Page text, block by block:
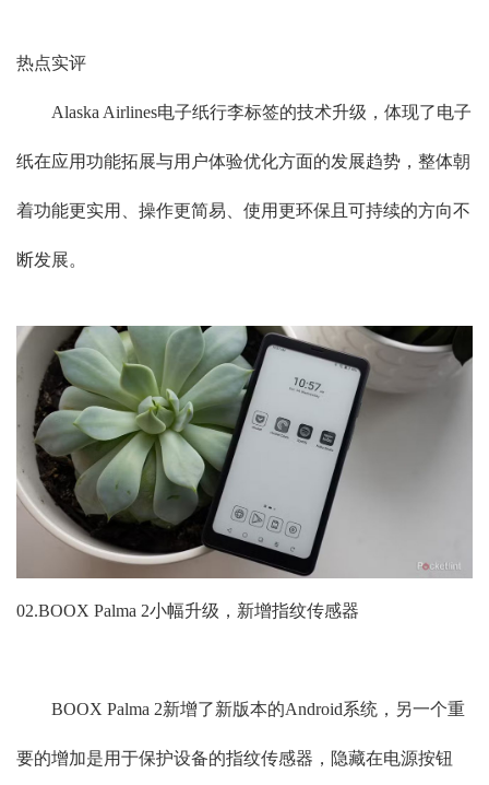
热点实评
Alaska Airlines电子纸行李标签的技术升级，体现了电子
纸在应用功能拓展与用户体验优化方面的发展趋势，整体朝
着功能更实用、操作更简易、使用更环保且可持续的方向不
断发展。
02.BOOX Palma 2小幅升级，新增指纹传感器
BOOX Palma 2新增了新版本的Android系统，另一个重
要的增加是用于保护设备的指纹传感器，隐藏在电源按钮